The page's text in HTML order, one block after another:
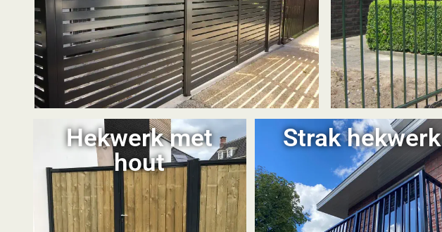
Hekwerk met
hout
Strak hekwerk